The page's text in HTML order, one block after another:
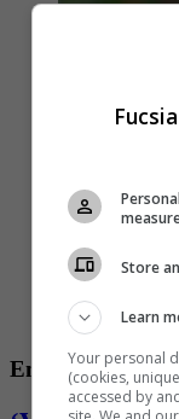
Entretenimiento
Store
Learn
Your personal
(cookies,
accessed by